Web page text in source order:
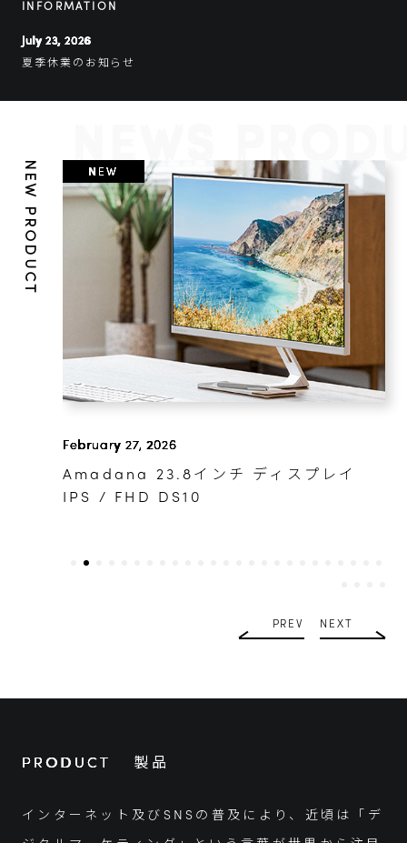
INFORMATION
July 23, 2026
夏季休業のお知らせ
NEW PRODUCT NEW
March 2, 2026
Amadana 15.6インチ フルHD ポータ
ブルディスプレイ DP10
PREV NEXT
PRODUCT 製品
インターネット及びSNSの普及により、近頃は「デ